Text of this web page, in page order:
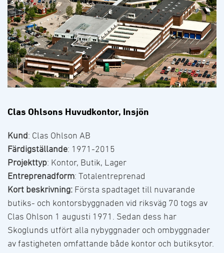
Clas Ohlsons Huvudkontor, Insjön
Kund: Clas Ohlson AB
Färdigställande: 1971-2015
Projekttyp: Kontor, Butik, Lager
Entreprenadform: Totalentreprenad
Kort beskrivning: Första spadtaget till nuvarande
butiks- och kontorsbyggnaden vid riksväg 70 togs av
Clas Ohlson 1 augusti 1971. Sedan dess har
Skoglunds utfört alla nybyggnader och ombyggnader
av fastigheten omfattande både kontor och butiksytor.